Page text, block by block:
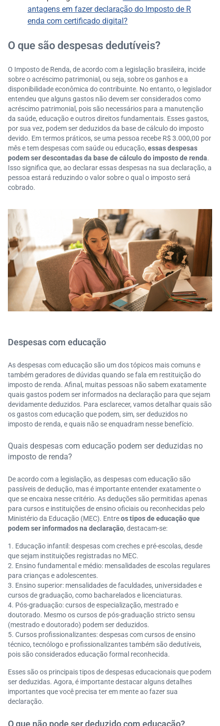
antagens em fazer declaração do Imposto de R
enda com certificado digital?
O que são despesas dedutíveis?
O Imposto de Renda, de acordo com a legislação brasileira, incide
sobre o acréscimo patrimonial, ou seja, sobre os ganhos e a
disponibilidade econômica do contribuinte. No entanto, o legislador
entendeu que alguns gastos não devem ser considerados como
acréscimo patrimonial, pois são necessários para a manutenção
da saúde, educação e outros direitos fundamentais. Esses gastos,
por sua vez, podem ser deduzidos da base de cálculo do imposto
devido. Em termos práticos, se uma pessoa recebe R$ 3.000,00 por
mês e tem despesas com saúde ou educação, essas despesas
podem ser descontadas da base de cálculo do imposto de renda.
Isso significa que, ao declarar essas despesas na sua declaração, a
pessoa estará reduzindo o valor sobre o qual o imposto será
cobrado.
Despesas com educação
As despesas com educação são um dos tópicos mais comuns e
também geradores de dúvidas quando se fala em restituição do
imposto de renda. Afinal, muitas pessoas não sabem exatamente
quais gastos podem ser informados na declaração para que sejam
devidamente deduzidos. Para esclarecer, vamos detalhar quais são
os gastos com educação que podem, sim, ser deduzidos no
imposto de renda, e quais não se enquadram nesse benefício.
Quais despesas com educação podem ser deduzidas no
imposto de renda?
De acordo com a legislação, as despesas com educação são
passíveis de dedução, mas é importante entender exatamente o
que se encaixa nesse critério. As deduções são permitidas apenas
para cursos e instituições de ensino oficiais ou reconhecidas pelo
Ministério da Educação (MEC). Entreos tipos de educação que
podem ser informados na declaração, destacam-se:
Educação infantil: despesas com creches e pré-escolas, desde
que sejam instituições registradas no MEC.
Ensino fundamental e médio: mensalidades de escolas regulares
para crianças e adolescentes.
Ensino superior: mensalidades de faculdades, universidades e
cursos de graduação, como bacharelados e licenciaturas.
Pós-graduação: cursos de especialização, mestrado e
doutorado. Mesmo os cursos de pós-graduação stricto sensu
(mestrado e doutorado) podem ser deduzidos.
Cursos profissionalizantes: despesas com cursos de ensino
técnico, tecnólogo e profissionalizantes também são dedutíveis,
pois são considerados educação formal reconhecida.
Esses são os principais tipos de despesas educacionais que podem
ser deduzidas. Agora, é importante destacar alguns detalhes
importantes que você precisa ter em mente ao fazer sua
declaração.
O que não pode ser deduzido com educação?